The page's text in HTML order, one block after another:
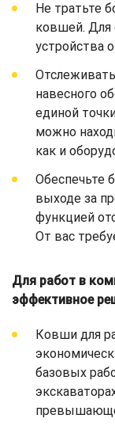
Не тратьте
ковшей. Для
устройства
навесного
единой
можно
как и
Обеспечьте
выходе за
функцией
От вас
Для работ в
эффективное
Ковши для
базовых